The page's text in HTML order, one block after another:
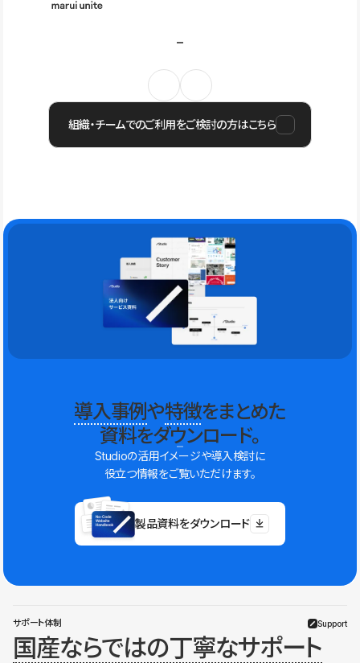
組織・チームでのご利用をご検討の方はこちら
導入事例や特徴をまとめた
資料をダウンロード。
Studioの活用イメージや導入検討に
役立つ情報をご覧いただけます。
製品資料をダウンロード
サポート体制 Support
国産ならではの丁寧なサポート